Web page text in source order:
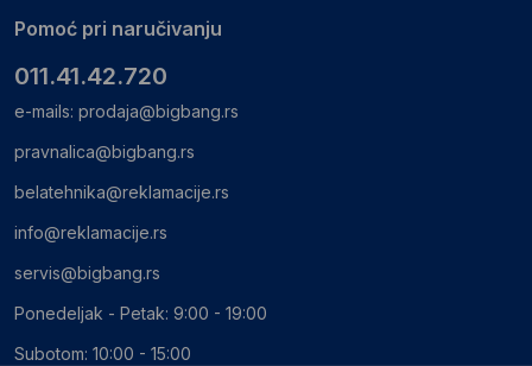
Pomoć pri naručivanju
011.41.42.720
e-mails: prodaja@bigbang.rs
pravnalica@bigbang.rs
belatehnika@reklamacije.rs
info@reklamacije.rs
servis@bigbang.rs
Ponedeljak - Petak: 9:00 - 19:00
Subotom: 10:00 - 15:00